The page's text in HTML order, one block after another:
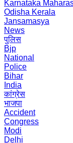
Karnataka
Odisha Kerala
Jansamasya
News
पुलिस
Bjp
National
Police
Bihar
India
कांग्रेस
भाजपा
Accident
Congress
Modi
Delhi